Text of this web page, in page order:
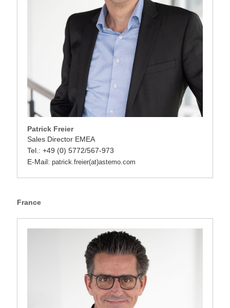
Patrick Freier
Sales Director EMEA
Tel.: +49 (0) 5772/567-973
E-Mail:patrick.freier(at)astemo.com
France